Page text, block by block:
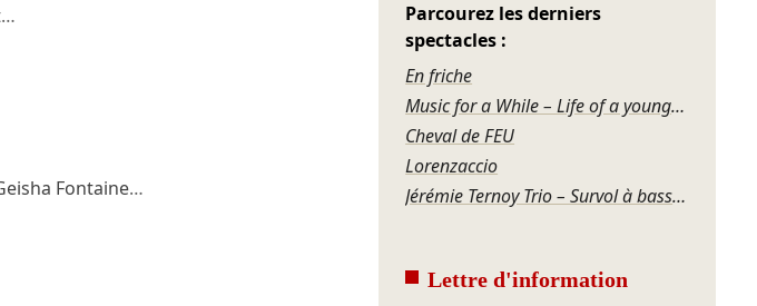
…
Fontaine…
Parcourez les derniers
spectacles :
En friche
Music for a While – Life of a young man
Cheval de FEU
Lorenzaccio
Jérémie Ternoy Trio – Survol à basse altitude
Lettre d'information